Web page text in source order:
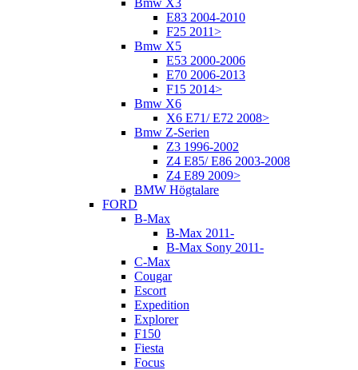
E83 2004-2010
F25 2011>
Bmw X5
E53 2000-2006
E70 2006-2013
F15 2014>
Bmw X6
X6 E71/ E72 2008>
Bmw Z-Serien
Z3 1996-2002
Z4 E85/ E86 2003-2008
Z4 E89 2009>
BMW Högtalare
FORD
B-Max
B-Max 2011-
B-Max Sony 2011-
C-Max
Cougar
Escort
Expedition
Explorer
F150
Fiesta
Focus